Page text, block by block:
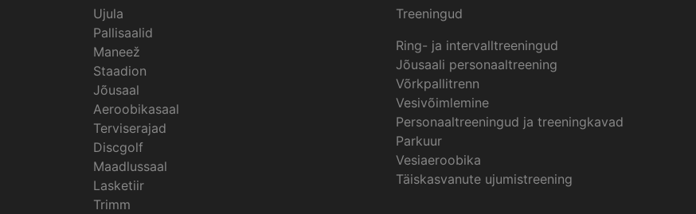
Ujula
Pallisaalid
Maneež
Staadion
Jõusaal
Aeroobikasaal
Terviserajad
Discgolf
Maadlussaal
Lasketiir
Trimm
Treeningud
Ring- ja intervalltreeningud
Jõusaali personaaltreening
Võrkpallitrenn
Vesivõimlemine
Personaaltreeningud ja treeningkavad
Parkuur
Vesiaeroobika
Täiskasvanute ujumistreening